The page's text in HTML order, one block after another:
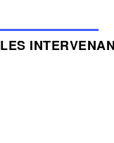
LES